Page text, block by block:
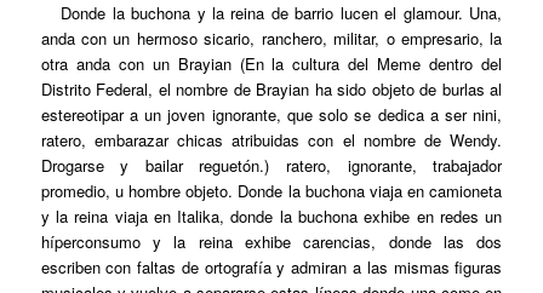
Donde la buchona y la reina de barrio lucen el glamour. Una,
anda con un hermoso sicario, ranchero, militar, o empresario, la
otra anda con un Brayian (En la cultura del Meme dentro del
Distrito Federal, el nombre de Brayian ha sido objeto de burlas al
estereotipar a un joven ignorante, que solo se dedica a ser nini,
ratero, embarazar chicas atribuidas con el nombre de Wendy.
Drogarse y bailar reguetón.) ratero, ignorante, trabajador
promedio, u hombre objeto. Donde la buchona viaja en camioneta
y la reina viaja en Italika, donde la buchona exhibe en redes un
híperconsumo y la reina exhibe carencias, donde las dos
escriben con faltas de ortografía y admiran a las mismas figuras